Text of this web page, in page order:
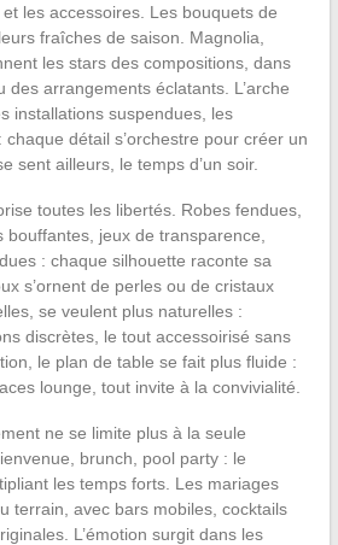
les accessoires. Les bouquets de
fraîches de saison. Magnolia,
les stars des compositions, dans
des arrangements éclatants. L’arche
installations suspendues, les
détail s’orchestre pour créer un
sent ailleurs, le temps d’un soir.
toutes les libertés. Robes fendues,
jeux de transparence,
: chaque silhouette raconte sa
s’ornent de perles ou de cristaux
se veulent plus naturelles :
discrètes, le tout accessoirisé sans
le plan de table se fait plus fluide :
lounge, tout invite à la convivialité.
ne se limite plus à la seule
brunch, pool party : le
les temps forts. Les mariages
terrain, avec bars mobiles, cocktails
L’émotion surgit dans les